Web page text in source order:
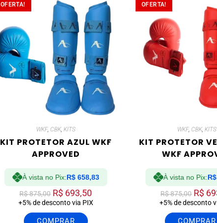
OFERTA!
WKF, CBK, KITS
KIT PROTETOR AZUL WKF
APPROVED
À vista no Pix:R$658,83
R$875,00 R$ 693,50
+5% de desconto via PIX
COMPRAR
OFERTA!
WKF, CBK, KITS
KIT PROTETOR
WKF
À vista no Pix:R$
R$875,00 R$
+5% de desconto
COMPRAR